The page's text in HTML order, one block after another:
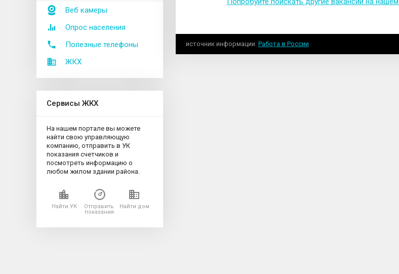
Веб камеры
Опрос населения
Полезные телефоны
ЖКХ
Сервисы ЖКХ
На нашем портале вы можете
найти свою управляющую
компанию, отправить в УК
показания счетчиков и
посмотреть информацию о
любом жилом здании района.
Найти УК
Отправить
показания
Найти дом
источник информации Работа в России